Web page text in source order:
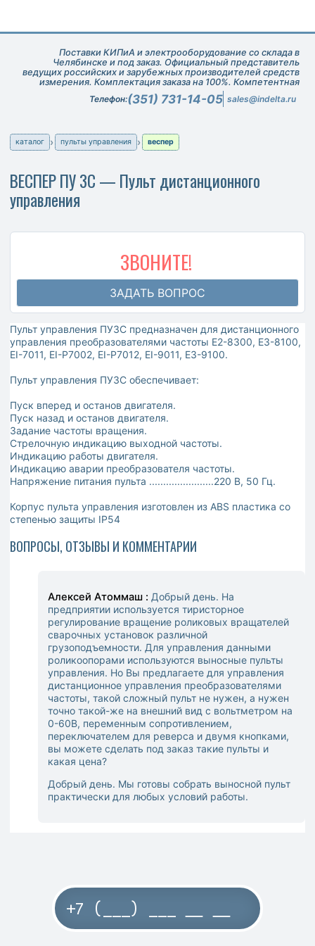
Поставки КИПиА и электрооборудование со склада в
Челябинске и под заказ. Официальный представитель
ведущих российских и зарубежных производителей средств
измерения. Комплектация заказа на 100%. Компетентная
техническая поддержка при подборе оборудования.
Телефон:(351) 731-14-05 sales@indelta.ru
каталог пульты управления веспер
ВЕСПЕР ПУ 3С — Пульт дистанционного
управления
ЗВОНИТЕ!
ЗАДАТЬ ВОПРОС
Пульт управления ПУ3С предназначен для дистанционного
управления преобразователями частоты E2-8300, E3-8100,
EI-7011, EI-P7002, EI-P7012, EI-9011, E3-9100.
Пульт управления ПУ3С обеспечивает:
Пуск вперед и останов двигателя.
Пуск назад и останов двигателя.
Задание частоты вращения.
Стрелочную индикацию выходной частоты.
Индикацию работы двигателя.
Индикацию аварии преобразователя частоты.
Напряжение питания пульта .......................220 В, 50 Гц.
Корпус пульта управления изготовлен из ABS пластика со
степенью защиты IP54
ВОПРОСЫ, ОТЗЫВЫ И КОММЕНТАРИИ
Алексей Атоммаш : Добрый день. На
предприятии используется тиристорное
регулирование вращение роликовых вращателей
сварочных установок различной
грузоподъемности. Для управления данными
роликоопорами используются выносные пульты
управления. Но Вы предлагаете для управления
дистанционное управления преобразователями
частоты, такой сложный пульт не нужен, а нужен
точно такой-же на внешний вид с вольтметром на
0-60В, переменным сопротивлением,
переключателем для реверса и двумя кнопками,
вы можете сделать под заказ такие пульты и
какая цена?
Добрый день. Мы готовы собрать выносной пульт
практически для любых условий работы.